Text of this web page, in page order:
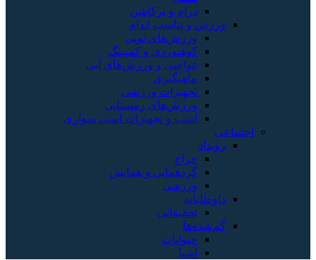
درام و پرکاشن
ورزش و تناسب اندام
ورزش‌های توپی
کوهنوردی و کمپینگ
غواصی و ورزش‌های آبی
ماهیگیری
تجهیزات ورزشی
ورزش‌های زمستانی
اسب و تجهیزات اسب سواری
اجتماعی
رویداد
حراج
گردهمایی و همایش
ورزشی
داوطلبانه
تحقیقاتی
گم‌شده‌ها
حیوانات
اشیا